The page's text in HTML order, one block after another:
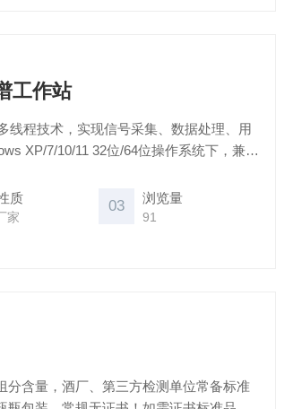
工作站
线程技术，实现信号采集、数据处理、用
XP/7/10/11 32位/64位操作系统下，兼容
质
家
03 浏览量
91
分含量，酒厂、第三方检测单位常备标准